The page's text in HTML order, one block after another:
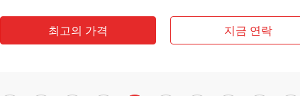
최고의 가격 지금 연락